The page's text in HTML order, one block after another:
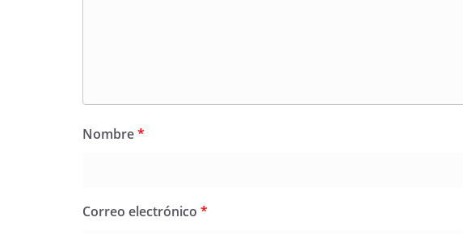
Nombre*
Correo electrónico *